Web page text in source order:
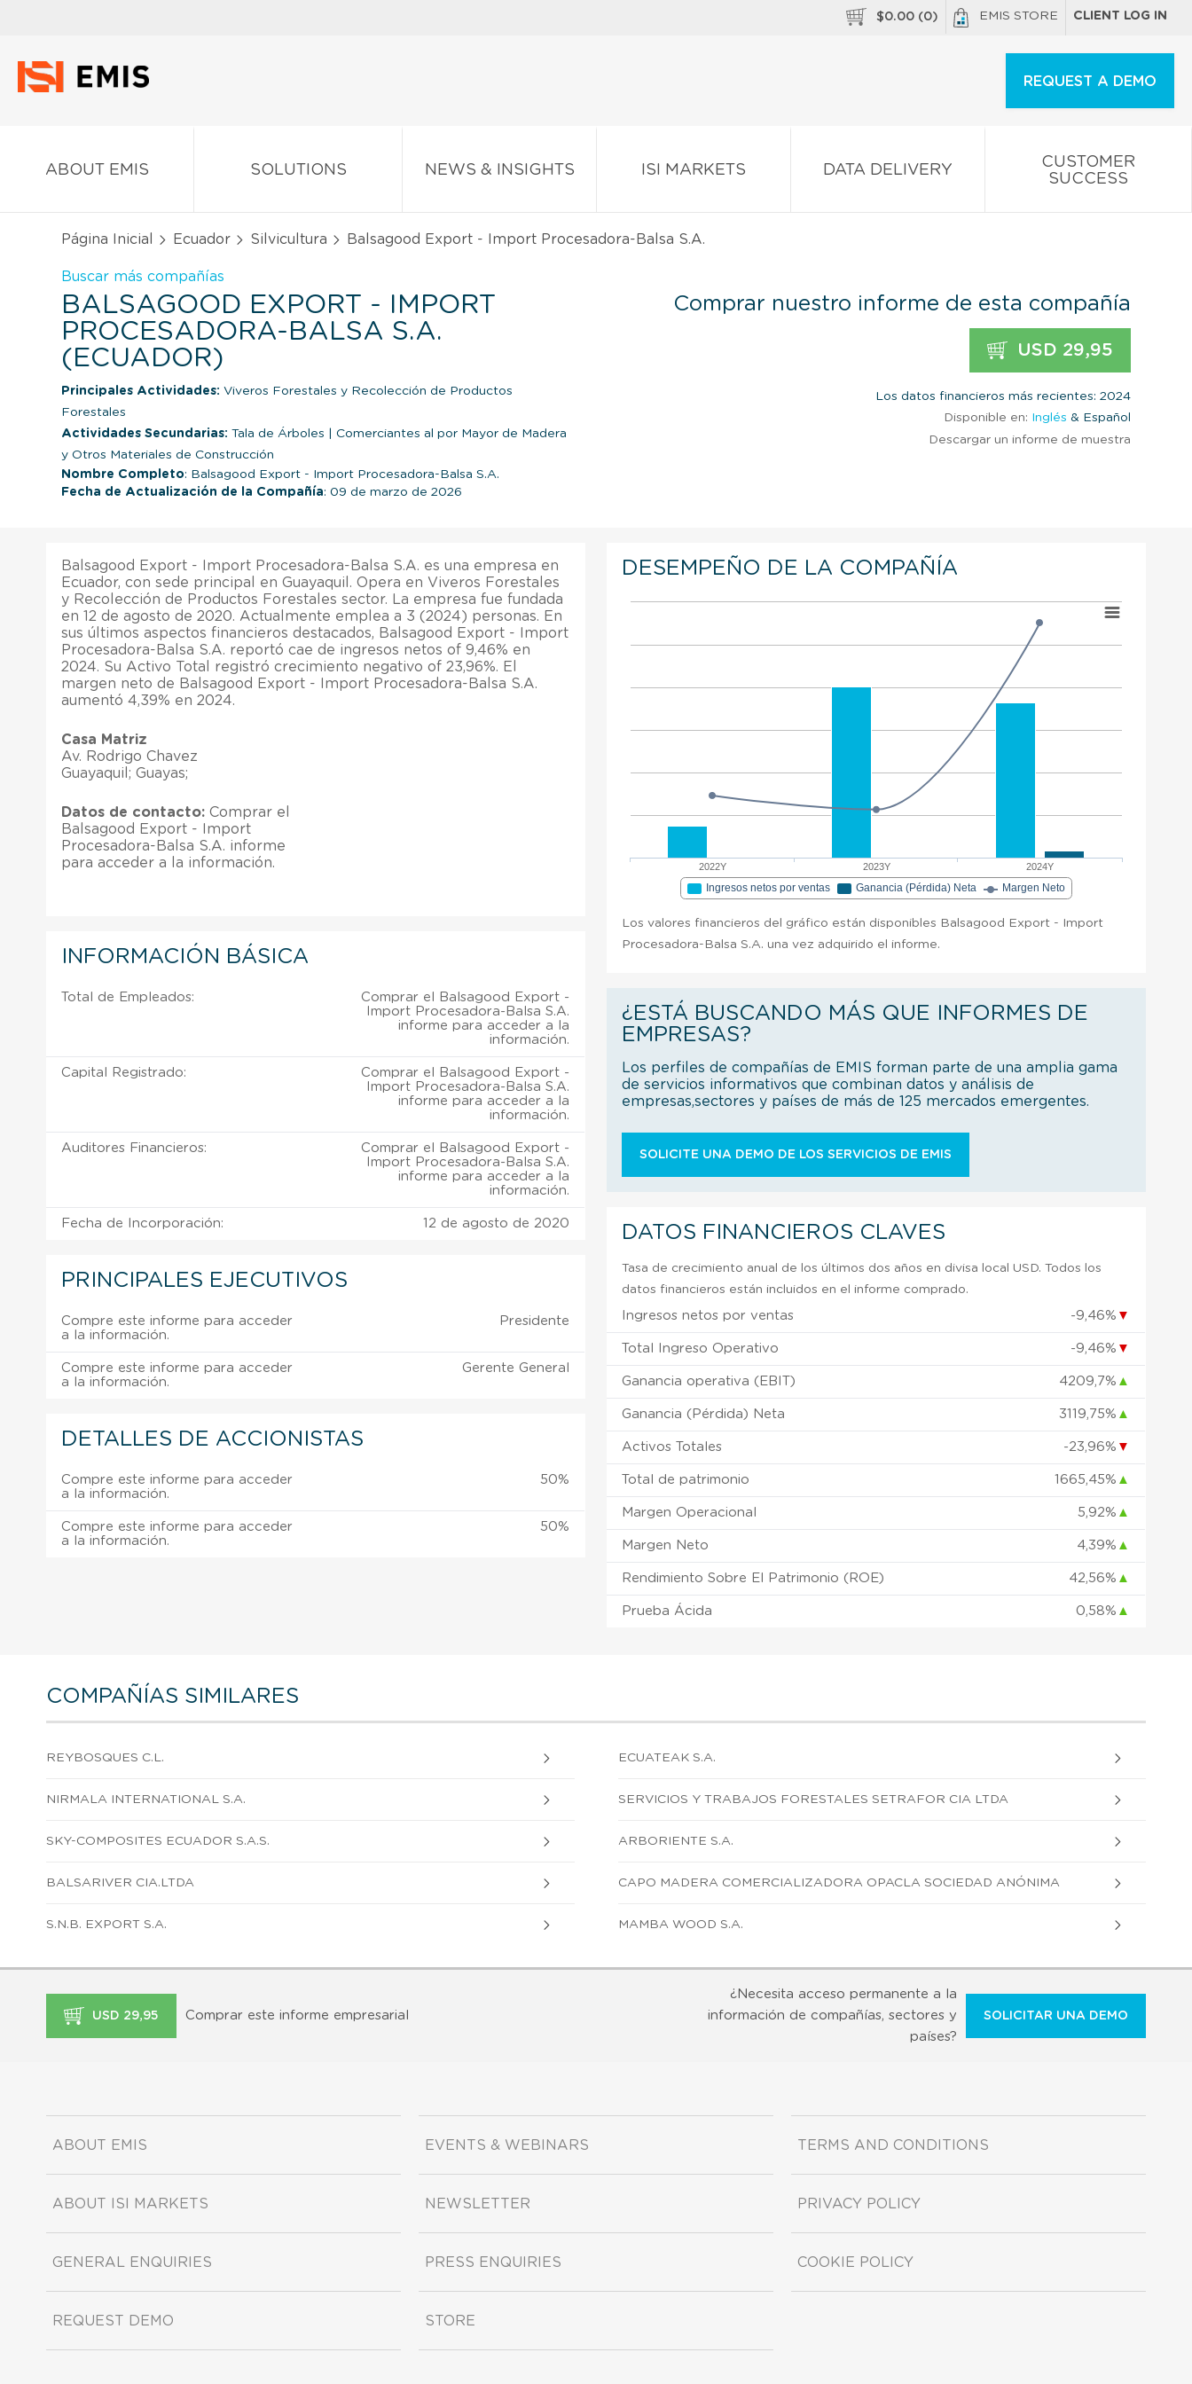
$0.00 (0) EMIS STORE CLIENT LOG IN
REQUEST A DEMO
ABOUT EMIS SOLUTIONS NEWS & INSIGHTS ISI MARKETS DATA DELIVERY
CUSTOMER
SUCCESS
Página Inicial Ecuador Silvicultura Balsagood Export - Import Procesadora-Balsa S.A.
Buscar más compañías
BALSAGOOD EXPORT - IMPORT
PROCESADORA-BALSA S.A.
(ECUADOR)
Principales Actividades: Viveros Forestales y Recolección de Productos
Forestales
Actividades Secundarias: Tala de Árboles
Comerciantes al por Mayor de Madera
y Otros Materiales de Construcción
Nombre Completo: Balsagood Export - Import Procesadora-Balsa S.A.
Fecha de Actualización de la Compañía: 09 de marzo de 2026
Comprar nuestro informe de esta compañía
USD 29,95
Los datos financieros más recientes: 2024
Disponible en: Inglés & Español
Descargar un informe de muestra
Balsagood Export - Import Procesadora-Balsa S.A. es una empresa en
Ecuador, con sede principal en Guayaquil. Opera en Viveros Forestales
y Recolección de Productos Forestales sector. La empresa fue fundada
en 12 de agosto de 2020. Actualmente emplea a 3 (2024) personas. En
sus últimos aspectos financieros destacados, Balsagood Export - Import
Procesadora-Balsa S.A. reportó cae de ingresos netos of 9,46% en
2024. Su Activo Total registró crecimiento negativo of 23,96%. El
margen neto de Balsagood Export - Import Procesadora-Balsa S.A.
aumentó 4,39% en 2024.
Casa Matriz
Av. Rodrigo Chavez
Guayaquil; Guayas;
Datos de contacto: Comprar el
Balsagood Export - Import
Procesadora-Balsa S.A. informe
para acceder a la información.
INFORMACIÓN BÁSICA
Total de Empleados:
Comprar el Balsagood Export -
Import Procesadora-Balsa S.A.
informe para acceder a la
información.
Capital Registrado:
Comprar el Balsagood Export -
Import Procesadora-Balsa S.A.
informe para acceder a la
información.
Auditores Financieros:
Comprar el Balsagood Export -
Import Procesadora-Balsa S.A.
informe para acceder a la
información.
Fecha de Incorporación: 12 de agosto de 2020
PRINCIPALES EJECUTIVOS
Compre este informe para acceder
a la información.
Presidente
Compre este informe para acceder
a la información.
Gerente General
DETALLES DE ACCIONISTAS
Compre este informe para acceder
a la información.
50%
Compre este informe para acceder
a la información.
50%
DESEMPEÑO DE LA COMPAÑÍA
2022Y 2023Y 2024Y
Ingresos netos por ventas Ganancia (Pérdida) Neta Margen Neto
Los valores financieros del gráfico están disponibles Balsagood Export - Import
Procesadora-Balsa S.A. una vez adquirido el informe.
¿ESTÁ BUSCANDO MÁS QUE INFORMES DE
EMPRESAS?
Los perfiles de compañías de EMIS forman parte de una amplia gama
de servicios informativos que combinan datos y análisis de
empresas,sectores y países de más de 125 mercados emergentes.
SOLICITE UNA DEMO DE LOS SERVICIOS DE EMIS
DATOS FINANCIEROS CLAVES
Tasa de crecimiento anual de los últimos dos años en divisa local USD. Todos los
datos financieros están incluidos en el informe comprado.
Ingresos netos por ventas -9,46% ▼
Total Ingreso Operativo -9,46% ▼
Ganancia operativa (EBIT) 4209,7% ▲
Ganancia (Pérdida) Neta 3119,75% ▲
Activos Totales -23,96% ▼
Total de patrimonio 1665,45% ▲
Margen Operacional 5,92% ▲
Margen Neto 4,39% ▲
Rendimiento Sobre El Patrimonio (ROE) 42,56% ▲
Prueba Ácida 0,58% ▲
COMPAÑÍAS SIMILARES
REYBOSQUES C.L. ECUATEAK S.A.
NIRMALA INTERNATIONAL S.A. SERVICIOS Y TRABAJOS FORESTALES SETRAFOR CIA LTDA
SKY-COMPOSITES ECUADOR S.A.S. ARBORIENTE S.A.
BALSARIVER CIA.LTDA CAPO MADERA COMERCIALIZADORA OPACLA SOCIEDAD ANÓNIMA
S.N.B. EXPORT S.A. MAMBA WOOD S.A.
USD 29,95 Comprar este informe empresarial
¿Necesita acceso permanente a la
información de compañías, sectores y
países?
SOLICITAR UNA DEMO
ABOUT EMIS
ABOUT ISI MARKETS
GENERAL ENQUIRIES
REQUEST DEMO
EVENTS & WEBINARS
NEWSLETTER
PRESS ENQUIRIES
STORE
TERMS AND CONDITIONS
PRIVACY POLICY
COOKIE POLICY